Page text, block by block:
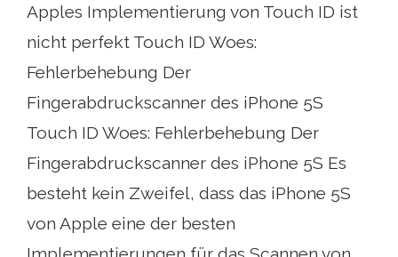
Apples Implementierung von Touch ID ist
nicht perfekt Touch ID Woes:
Fehlerbehebung Der
Fingerabdruckscanner des iPhone 5S
Touch ID Woes: Fehlerbehebung Der
Fingerabdruckscanner des iPhone 5S Es
besteht kein Zweifel, dass das iPhone 5S
von Apple eine der besten